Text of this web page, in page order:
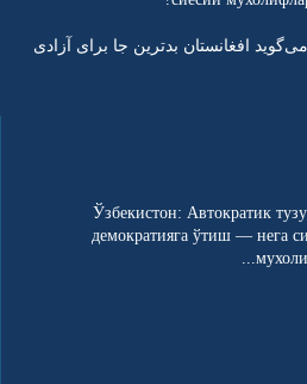
افغانستان بدترین جا برای آزادی
Ўзбекистон: Автократик
демократияга ўтиш — нега